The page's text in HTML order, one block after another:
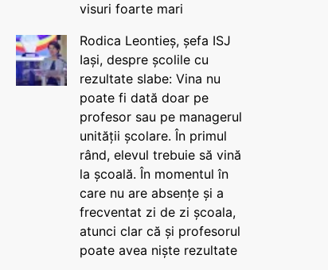
visuri foarte mari
Rodica Leontieș, șefa ISJ
Iași, despre școlile cu
rezultate slabe: Vina nu
poate fi dată doar pe
profesor sau pe managerul
unității școlare. În primul
rând, elevul trebuie să vină
la școală. În momentul în
care nu are absențe și a
frecventat zi de zi școala,
atunci clar că și profesorul
poate avea niște rezultate